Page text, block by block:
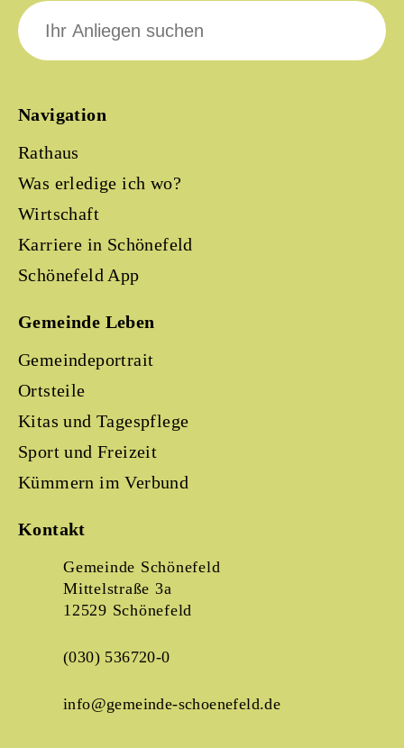
Navigation
Rathaus
Was erledige ich wo?
Wirtschaft
Karriere in Schönefeld
Schönefeld App
Gemeinde Leben
Gemeindeportrait
Ortsteile
Kitas und Tagespflege
Sport und Freizeit
Kümmern im Verbund
Kontakt
Gemeinde Schönefeld
Mittelstraße 3a
12529 Schönefeld
(030) 536720-0
info@gemeinde-schoenefeld.de
Suche
nach: